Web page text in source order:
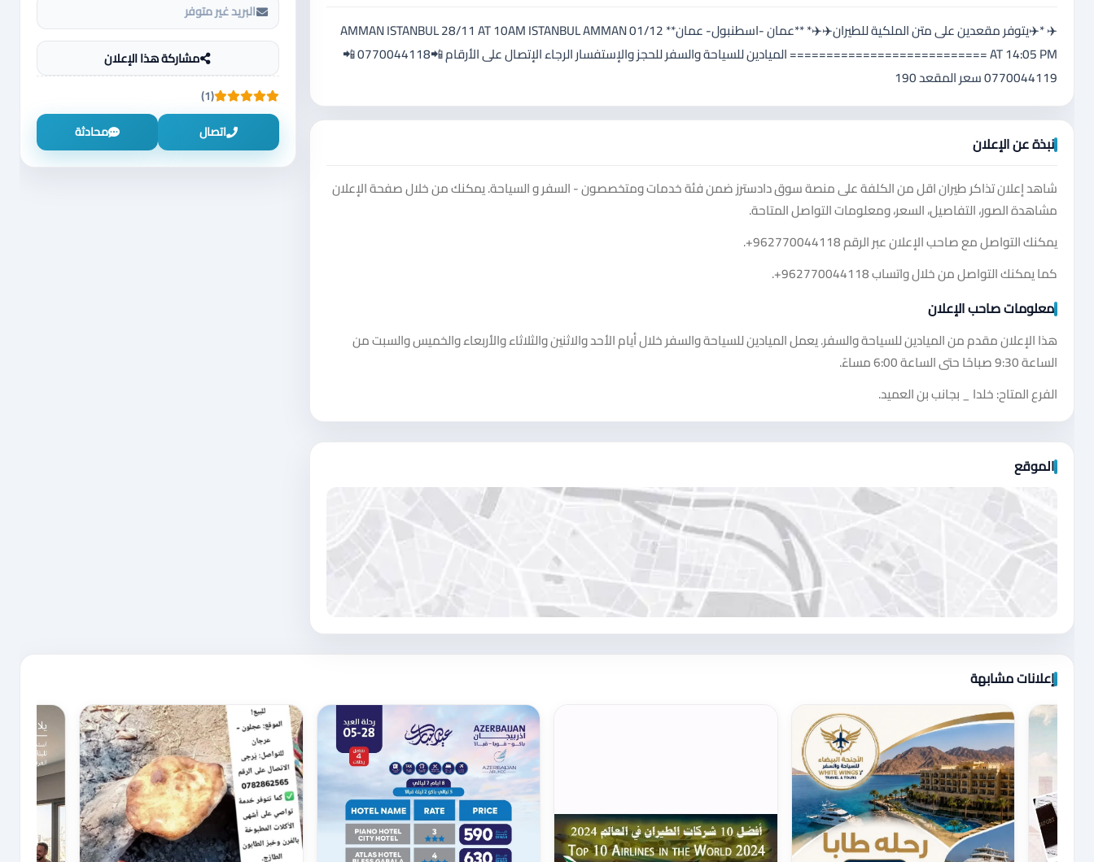
✈️ *✈️يتوفر مقعدين على متن الملكية للطيران✈️✈️* **عمان -اسطنبول- عمان** AMMAN ISTANBUL 28/11 AT 10AM ISTANBUL AMMAN 01/12
AT 14:05 PM =========================== الميادين للسياحة والسفر للحجز والإستفسار الرجاء الإتصال على الأرقام 📲0770044118 📲
0770044119 سعر المقعد 190
نبذة عن الإعلان
شاهد إعلان تذاكر طيران اقل من الكلفة على منصة سوق دادسترز ضمن فئة خدمات ومتخصصون - السفر و السياحة. يمكنك من خلال صفحة الإعلان
مشاهدة الصور، التفاصيل، السعر، ومعلومات التواصل المتاحة.
يمكنك التواصل مع صاحب الإعلان عبر الرقم+962770044118
.
كما يمكنك التواصل من خلال واتساب+962770044118
.
معلومات صاحب الإعلان
هذا الإعلان مقدم من الميادين للسياحة والسفر. يعمل الميادين للسياحة والسفر خلال أيام الأحد والاثنين والثلاثاء والأربعاء والخميس والسبت من
الساعة 9:30 صباحًا حتى الساعة 6:00 مساءً.
الفرع المتاح: خلدا _ بجانب بن العميد.
الموقع
اضغط لتحميل الموقع
البريد غير متوفر
مشاركة هذا الإعلان
(1)
اتصال
محادثة
إعلانات مشابهة